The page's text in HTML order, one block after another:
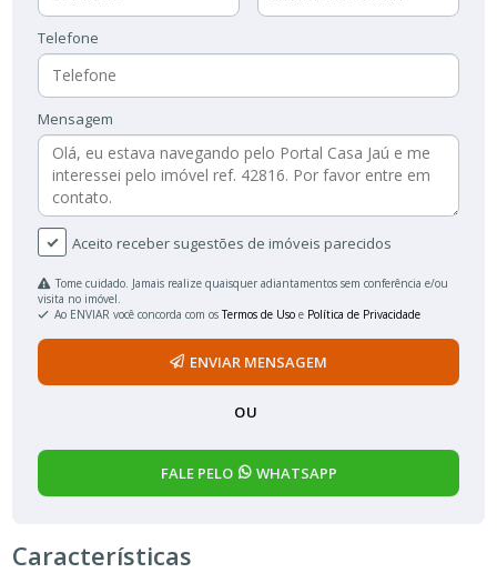
Telefone
Mensagem
Aceito receber sugestões de imóveis parecidos
Tome cuidado. Jamais realize quaisquer adiantamentos sem conferência e/ou
visita no imóvel.
Ao ENVIAR você concorda com osTermos de Uso e Política de Privacidade
ENVIAR MENSAGEM
OU
FALE PELO WHATSAPP
Características